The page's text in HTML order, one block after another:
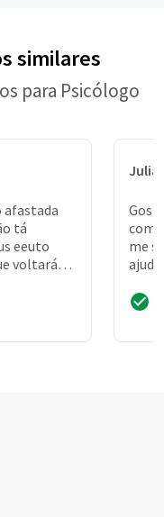
similares
para Psicólogo
tá
eeuto
voltará
com
me